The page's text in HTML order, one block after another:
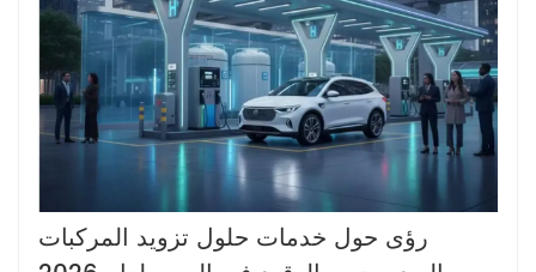
رؤى حول خدمات حلول تزويد المركبات